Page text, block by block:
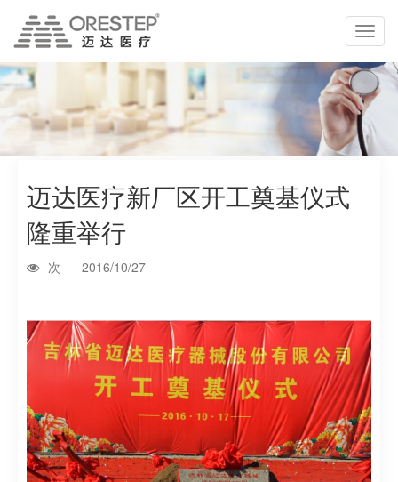
切
换
导
航
迈达医疗新厂区开工奠基仪式
隆重举行
次 2016/10/27